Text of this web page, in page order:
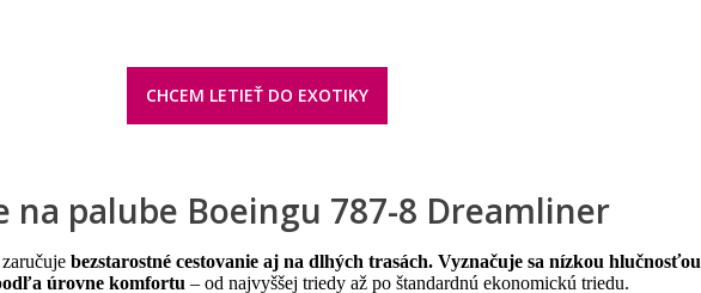
CHCEM LETIEŤ DO EXOTIKY
na palube Boeingu 787-8 Dreamliner
bezstarostné cestovanie aj na dlhých trasách. Vyznačuje sa nízkou hlučnosťou
úrovne komfortu – od najvyššej triedy až po štandardnú ekonomickú triedu.